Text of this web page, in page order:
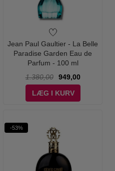
Jean Paul Gaultier - La Belle
Paradise Garden Eau de
Parfum - 100 ml
1.380,00
949,00
LÆG I KURV
-53%